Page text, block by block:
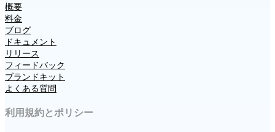
概要
料金
ブログ
ドキュメント
リリース
フィードバック
ブランドキット
よくある質問
利用規約とポリシー